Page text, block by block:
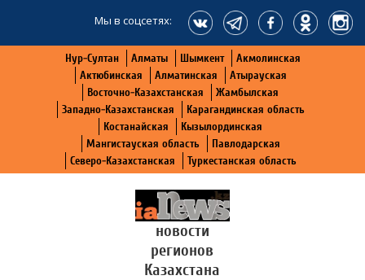
Мы в соцсетях:
Нур-Султан Алматы Шымкент
Акмолинская
Актюбинская
Алматинская
Атырауская
Восточно-Казахстанская
Жамбылская
Западно-Казахстанская
Карагандинская область
Костанайская
Кызылординская
Мангистауская область
Павлодарская
Северо-Казахстанская
Туркестанская область
новости
регионов
Казахстана